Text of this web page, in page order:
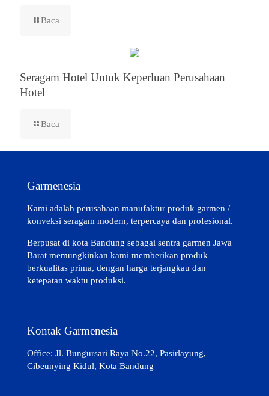
Baca
Seragam Hotel Untuk Keperluan Perusahaan
Hotel
Baca
Garmenesia
Kami adalah perusahaan manufaktur produk garmen /
konveksi seragam modern, terpercaya dan profesional.
Berpusat di kota Bandung sebagai sentra garmen Jawa
Barat memungkinkan kami memberikan produk
berkualitas prima, dengan harga terjangkau dan
ketepatan waktu produksi.
Kontak Garmenesia
Office: Jl. Bungursari Raya No.22, Pasirlayung,
Cibeunying Kidul, Kota Bandung